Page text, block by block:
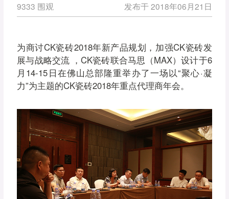
9333 围观 发布于2018年06月21日
为商讨CK瓷砖2018年新产品规划，加强CK瓷砖发
展与战略交流 ，CK瓷砖联合马思（MAX）设计于6
月14-15日在佛山总部隆重举办了一场以“聚心·凝
力”为主题的CK瓷砖2018年重点代理商年会。